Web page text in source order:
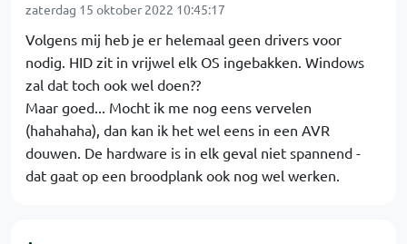
zaterdag 15 oktober 2022 10:45:17
Volgens mij heb je er helemaal geen drivers voor
nodig. HID zit in vrijwel elk OS ingebakken. Windows
zal dat toch ook wel doen??
Maar goed... Mocht ik me nog eens vervelen
(hahahaha), dan kan ik het wel eens in een AVR
douwen. De hardware is in elk geval niet spannend -
dat gaat op een broodplank ook nog wel werken.